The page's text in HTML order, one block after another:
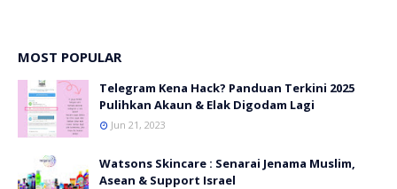
MOST POPULAR
Telegram Kena Hack? Panduan Terkini 2025
Pulihkan Akaun & Elak Digodam Lagi
Jun 21, 2023
Watsons Skincare : Senarai Jenama Muslim,
Asean & Support Israel